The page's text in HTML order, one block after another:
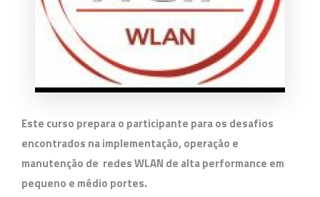
Este curso prepara o participante para os desafios
encontrados na implementação, operação e
manutenção de redes WLAN de alta performance em
pequeno e médio portes.